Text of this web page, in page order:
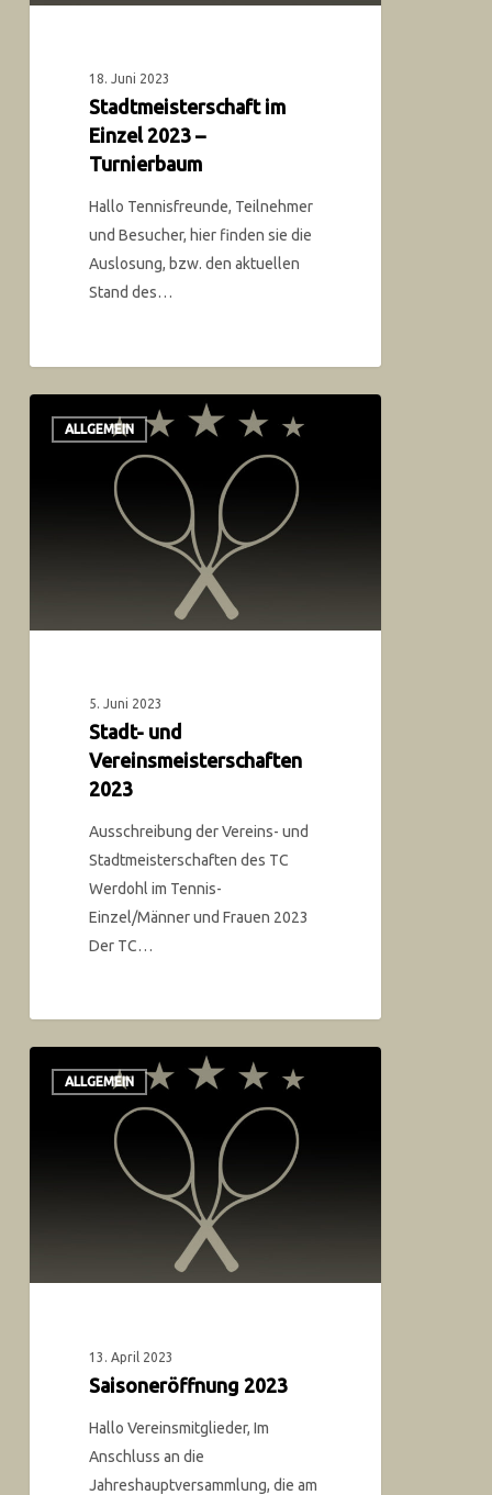
18. Juni 2023
Stadtmeisterschaft im
Einzel 2023 –
Turnierbaum
Hallo Tennisfreunde, Teilnehmer
und Besucher, hier finden sie die
Auslosung, bzw. den aktuellen
Stand des…
ALLGEMEIN
5. Juni 2023
Stadt- und
Vereinsmeisterschaften
2023
Ausschreibung der Vereins- und
Stadtmeisterschaften des TC
Werdohl im Tennis-
Einzel/Männer und Frauen 2023
Der TC…
ALLGEMEIN
13. April 2023
Saisoneröffnung 2023
Hallo Vereinsmitglieder, Im
Anschluss an die
Jahreshauptversammlung, die am